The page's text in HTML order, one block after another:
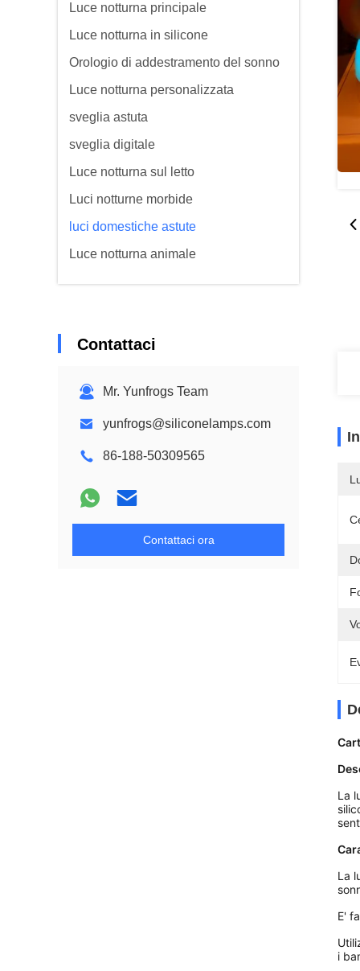
Luce notturna principale
Luce notturna in silicone
Orologio di addestramento del sonno
Luce notturna personalizzata
sveglia astuta
sveglia digitale
Luce notturna sul letto
Luci notturne morbide
luci domestiche astute
Luce notturna animale
Contattaci
Mr. Yunfrogs Team
yunfrogs@siliconelamps.com
86-188-50309565
Contattaci ora
La
La
E'
i